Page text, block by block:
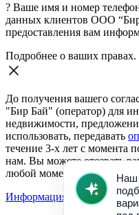
? Ваше имя и номер
данных клиентов ООО “Бир
предоставления вам
Подробнее о ваших правах.
До получения вашего
"Бир Бай" (оператор) для
недвижимости,
использовать, передавать
течение 3-х лет с момента
нам. Вы можете отозвать
любой момент.
Информация о согласии на